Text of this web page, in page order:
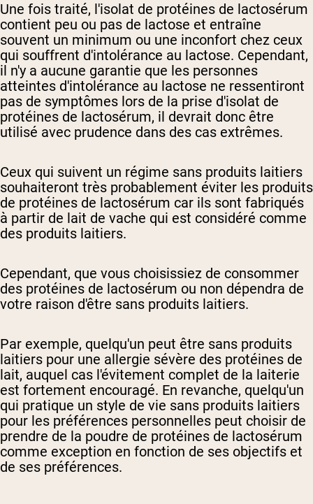
Une fois traité, l'isolat de protéines de lactosérum
contient peu ou pas de lactose et entraîne
souvent un minimum ou une inconfort chez ceux
qui souffrent d'intolérance au lactose. Cependant,
il n'y a aucune garantie que les personnes
atteintes d'intolérance au lactose ne ressentiront
pas de symptômes lors de la prise d'isolat de
protéines de lactosérum, il devrait donc être
utilisé avec prudence dans des cas extrêmes.
Ceux qui suivent un régime sans produits laitiers
souhaiteront très probablement éviter les produits
de protéines de lactosérum car ils sont fabriqués
à partir de lait de vache qui est considéré comme
des produits laitiers.
Cependant, que vous choisissiez de consommer
des protéines de lactosérum ou non dépendra de
votre raison d'être sans produits laitiers.
Par exemple, quelqu'un peut être sans produits
laitiers pour une allergie sévère des protéines de
lait, auquel cas l'évitement complet de la laiterie
est fortement encouragé. En revanche, quelqu'un
qui pratique un style de vie sans produits laitiers
pour les préférences personnelles peut choisir de
prendre de la poudre de protéines de lactosérum
comme exception en fonction de ses objectifs et
de ses préférences.